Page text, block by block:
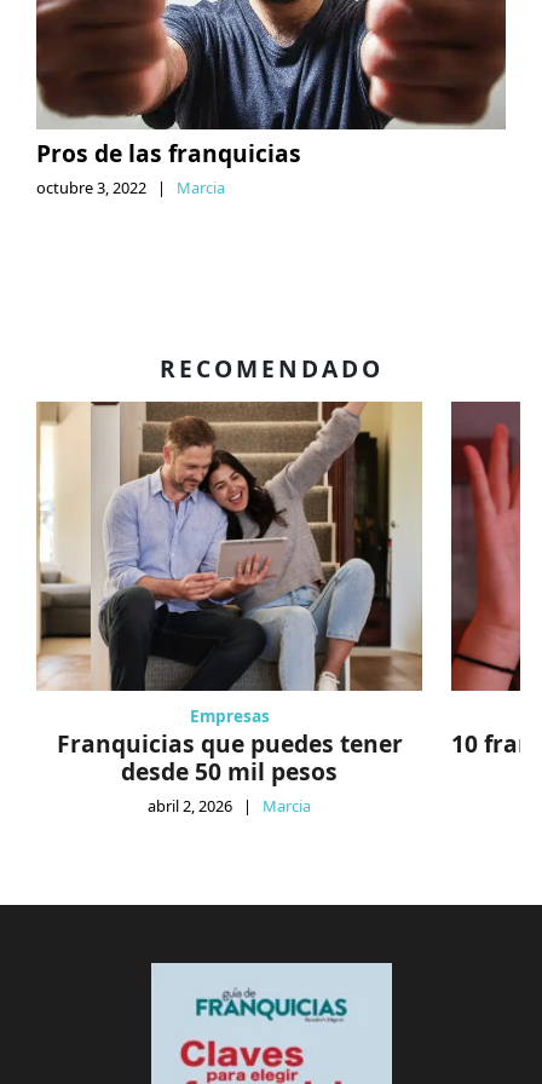
Pros de las franquicias
octubre 3, 2022 | Marcia
RECOMENDADO
Empresas
Franquicias que puedes tener
desde 50 mil pesos
abril 2, 2026 | Marcia
10